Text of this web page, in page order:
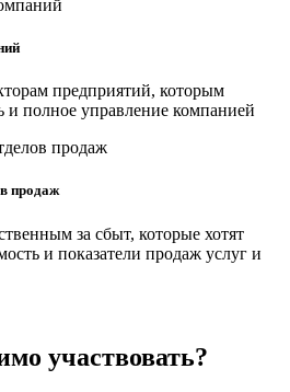
предприятий, которым
и полное управление компанией
продаж
за сбыт, которые хотят
и показатели продаж услуг и
участвовать?